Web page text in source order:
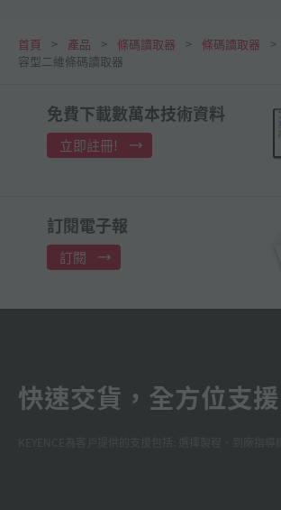
首頁 產品 條碼讀取器 條碼讀取器
容型二維條碼讀取器
免費下載數萬本技術資料
立即註冊!
訂閱電子報
訂閱
快速交貨，全方位支援